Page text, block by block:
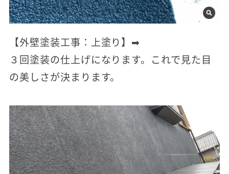
【外壁塗装工事：上塗り】➡
３回塗装の仕上げになります。これで見た目
の美しさが決まります。